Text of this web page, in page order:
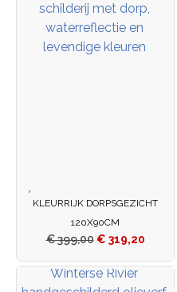
KLEURRIJK DORPSGEZICHT
120X90CM
€399,00 € 319,20